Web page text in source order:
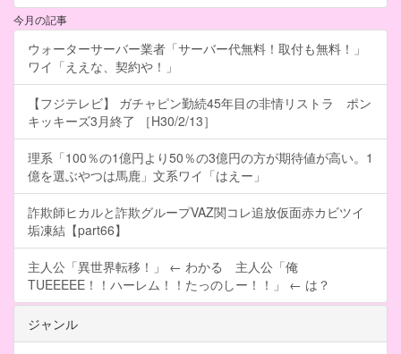
今月の記事
ウォーターサーバー業者「サーバー代無料！取付も無料！」
ワイ「ええな、契約や！」
【フジテレビ】 ガチャピン勤続45年目の非情リストラ ポン
キッキーズ3月終了 ［H30/2/13］
理系「100％の1億円より50％の3億円の方が期待値が高い。1
億を選ぶやつは馬鹿」文系ワイ「はえー」
詐欺師ヒカルと詐欺グループVAZ関コレ追放仮面赤カビツイ
垢凍結【part66】
主人公「異世界転移！」 ← わかる 主人公「俺
TUEEEEE！！ハーレム！！たっのしー！！」 ← は？
ジャンル